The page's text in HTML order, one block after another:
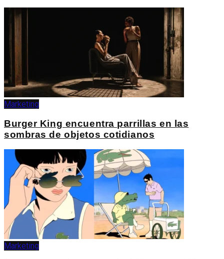
Marketing
Burger King encuentra parrillas en las
sombras de objetos cotidianos
Marketing